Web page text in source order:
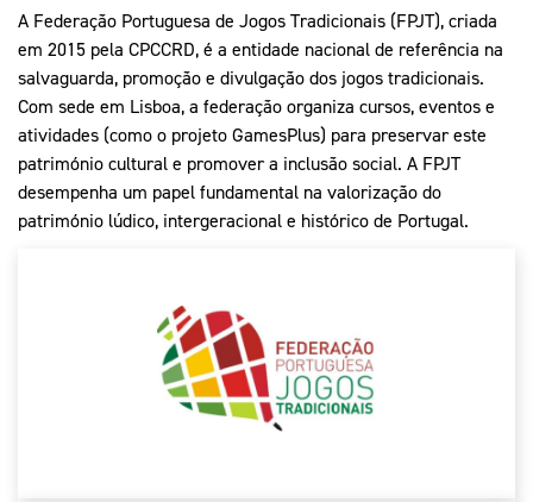
Media
Documentos
Contactos
Mais Desporto
Equipa Portugal
Educação
Equipa Portugal
Arquivo Histórico
Educação Olímpica
Equipa Portugal
A Federação Portuguesa de Jogos Tradicionais (FPJT), criada
em 2015 pela CPCCRD, é a entidade nacional de referência na
salvaguarda, promoção e divulgação dos jogos tradicionais.
Com sede em Lisboa, a federação organiza cursos, eventos e
atividades (como o projeto GamesPlus) para preservar este
património cultural e promover a inclusão social. A FPJT
desempenha um papel fundamental na valorização do
património lúdico, intergeracional e histórico de Portugal.